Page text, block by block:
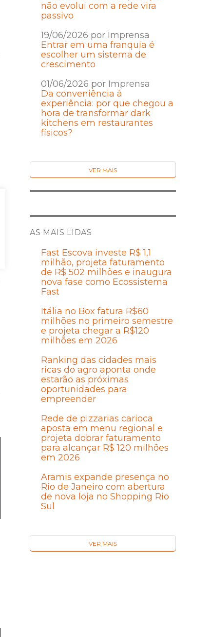
não evolui com a rede vira
passivo
19/06/2026 por Imprensa
Entrar em uma franquia é
escolher um sistema de
crescimento
01/06/2026 por Imprensa
Da conveniência à
experiência: por que chegou a
hora de transformar dark
kitchens em restaurantes
físicos?
VER MAIS
AS MAIS LIDAS
Fast Escova investe R$ 1,1
milhão, projeta faturamento
de R$ 502 milhões e inaugura
nova fase como Ecossistema
Fast
Itália no Box fatura R$60
milhões no primeiro semestre
e projeta chegar a R$120
milhões em 2026
Ranking das cidades mais
ricas do agro aponta onde
estarão as próximas
oportunidades para
empreender
Rede de pizzarias carioca
aposta em menu regional e
projeta dobrar faturamento
para alcançar R$ 120 milhões
em 2026
Aramis expande presença no
Rio de Janeiro com abertura
de nova loja no Shopping Rio
Sul
VER MAIS